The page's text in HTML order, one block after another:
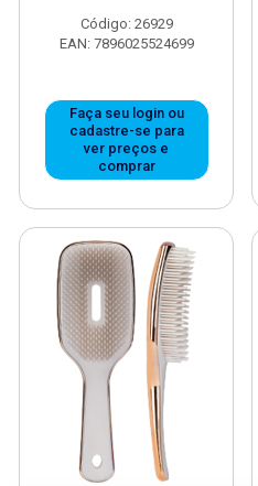
Código: 26929
EAN: 7896025524699
Faça seu login ou
cadastre-se para
ver preços e
comprar